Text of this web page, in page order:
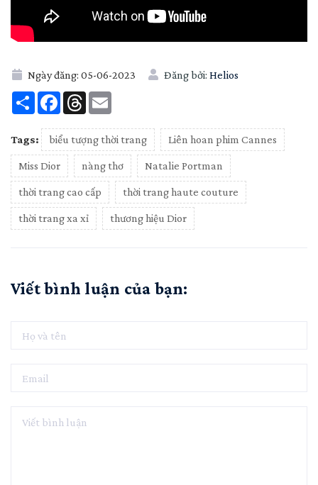
Ngày đăng: 05-06-2023 Đăng bởi: Helios
Share Facebook
Threads
Tags: biểu tượng thời trang Liên hoan phim Cannes
Miss Dior nàng thơ Natalie Portman
thời trang cao cấp thời trang haute couture
thời trang xa xỉ thương hiệu Dior
Viết bình luận của bạn: